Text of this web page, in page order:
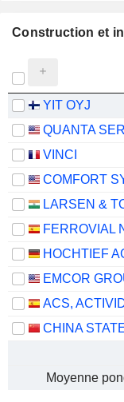
Construction et
YIT OYJ
QUANTA
VINCI
FERROVIAL
HOCHTIEF
EMCOR
Moyenne